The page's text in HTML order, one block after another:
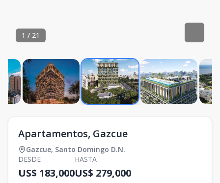
1 / 21
Apartamentos, Gazcue
Gazcue, Santo Domingo D.N.
DESDE
US$ 183,000
HASTA
US$ 279,000